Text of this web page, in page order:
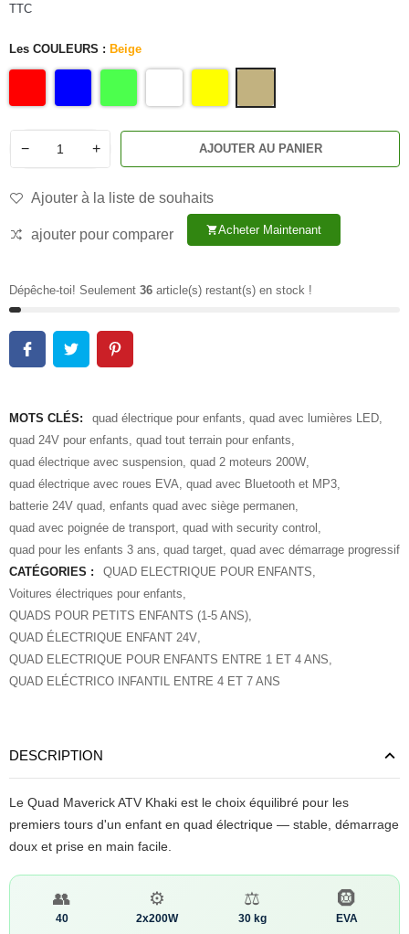
TTC
Les COULEURS : Beige
− + AJOUTER AU PANIER
Ajouter à la liste de souhaits
ajouter pour comparer shopping_cartAcheter Maintenant
Dépêche-toi! Seulement 36 article(s) restant(s) en stock !
MOTS CLÉS: quad électrique pour enfants quad avec lumières LED
quad 24V pour enfants quad tout terrain pour enfants
quad électrique avec suspension quad 2 moteurs 200W
quad électrique avec roues EVA quad avec Bluetooth et MP3
batterie 24V quad enfants quad avec siège permanen
quad avec poignée de transport quad with security control
quad pour les enfants 3 ans quad target quad avec démarrage progressif
CATÉGORIES :
QUAD ELECTRIQUE POUR ENFANTS
Voitures électriques pour enfants
QUADS POUR PETITS ENFANTS (1-5 ANS)
QUAD ÉLECTRIQUE ENFANT 24V
QUAD ELECTRIQUE POUR ENFANTS ENTRE 1 ET 4 ANS
QUAD ELÉCTRICO INFANTIL ENTRE 4 ET 7 ANS
DESCRIPTION
Le Quad Maverick ATV Khaki est le choix équilibré pour les
premiers tours d'un enfant en quad électrique — stable, démarrage
doux et prise en main facile.
👥
40
⚙️
2x200W
⚖️
30 kg
🛞
EVA